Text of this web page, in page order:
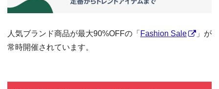
人気ブランド商品が最大90%OFFの「 Fashion Sale
」が
常時開催されています。